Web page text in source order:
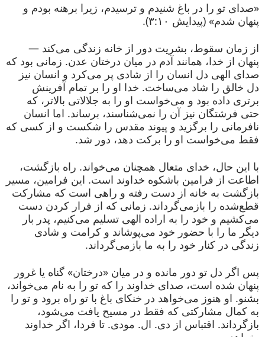
«صدای تو را در باغ شنیدم و ترسیدم، زیرا برهنه بودم و
پنهان شدم» (پیدایش ۳:۱۰).
از زمان سقوط، بشریت دور از خانه زندگی می‌کند —
پنهان از خدا، همانند آدم در میان درختان عدن. زمانی بود که
صدای الهی دل انسان را از شادی پر می‌کرد و انسان نیز
دل خالق را شاد می‌ساخت. خدا او را بر تمام آفرینش
برتری داده بود و می‌خواست او را به جلالاتی بالاتر، که
حتی فرشتگان نیز آن را نمی‌شناسند، برساند. اما انسان
نافرمانی را برگزید و پیوند مقدس را شکست و از کسی که
فقط می‌خواست او را برکت دهد، دور شد.
با این حال، خدای متعال همچنان می‌خواند. راه بازگشت،
اطاعت از فرامین باشکوه خداوند است. این فرامین، مسیر
بازگشت به خانه از دست رفته و راهی است که مشارکت
قطع‌شده را بازمی‌گرداند. زمانی که از فرار کردن دست
می‌کشیم و خود را به اراده الهی تسلیم می‌کنیم، پدر بار
دیگر ما را با حضور خود می‌پوشاند و کرامت و شادی
زندگی در کنار خود را به ما بازمی‌گرداند.
پس اگر دل تو دور مانده و در میان «درختان» گناه یا غرور
پنهان شده است، صدای خداوند را که تو را به نام می‌خواند،
بشنو. او هنوز می‌خواهد در خنکای باغ با تو راه برود و تو را
به کمال مشارکتی که فقط در مسیح یافت می‌شود،
بازگرداند. اقتباس از دی. ال. مودی. تا فردا، اگر خداوند